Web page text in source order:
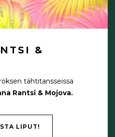
&
tähtitansseissa
Rantsi & Mojova.
LIPUT!